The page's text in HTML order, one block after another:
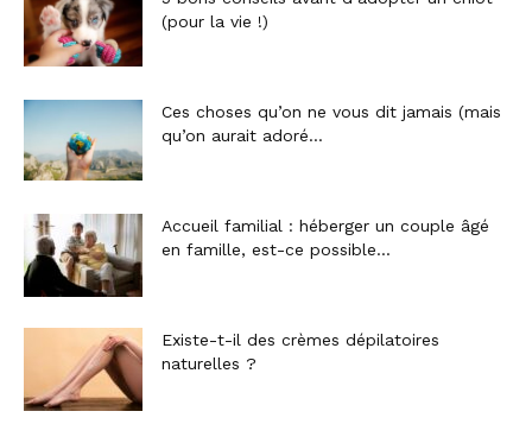
(pour la vie !)
Ces choses qu’on ne vous dit jamais (mais
qu’on aurait adoré...
Accueil familial : héberger un couple âgé
en famille, est-ce possible...
Existe-t-il des crèmes dépilatoires
naturelles ?